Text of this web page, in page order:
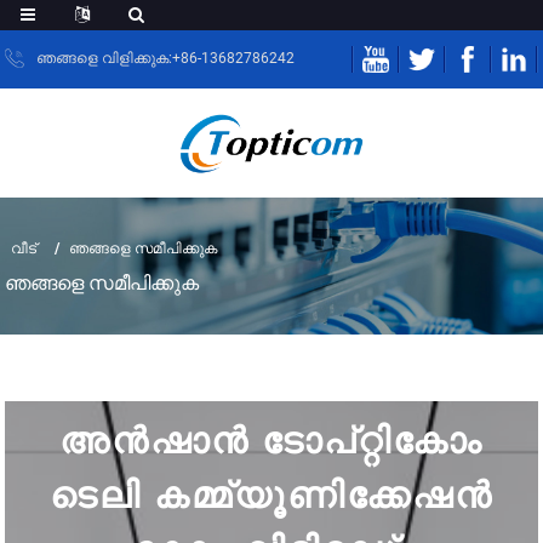
ഞങ്ങളെ വിളിക്കുക:+86-13682786242
വീട് ഞങ്ങളെ സമീപിക്കുക
ഞങ്ങളെ സമീപിക്കുക
അൻഷാൻ ടോപ്റ്റികോം
ടെലി കമ്മ്യൂണിക്കേഷൻ